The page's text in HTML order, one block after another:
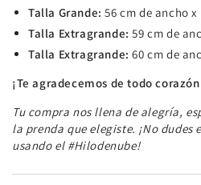
Talla Grande:56 cm de ancho
Talla Extragrande:59 cm de
Talla Extragrande:60 cm de
¡Te agradecemos de todo
Tu compra nos llena de alegría,
la prenda que elegiste. ¡No
usando el #Hilodenube!